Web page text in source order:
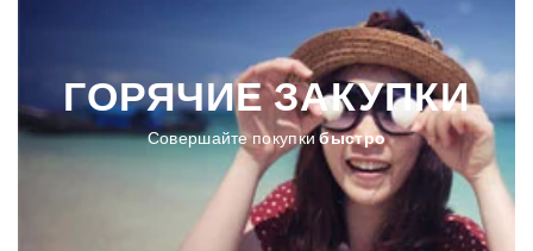
ГОРЯЧИЕЗАКУПКИ
Совершайте покупкибыстро